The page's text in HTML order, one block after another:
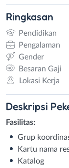
Ringkasan
Pendidikan
Pengalaman
Gender
Besaran Gaji
Lokasi Kerja
Deskripsi
Fasilitas:
Grup
Kartu nama
Katalog